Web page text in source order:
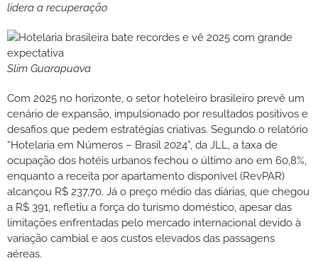
lidera a recuperação
Slim Guarapuava
Com 2025 no horizonte, o setor hoteleiro brasileiro prevê um
cenário de expansão, impulsionado por resultados positivos e
desafios que pedem estratégias criativas. Segundo o relatório
“Hotelaria em Números – Brasil 2024”, da JLL, a taxa de
ocupação dos hotéis urbanos fechou o último ano em 60,8%,
enquanto a receita por apartamento disponível (RevPAR)
alcançou R$ 237,70. Já o preço médio das diárias, que chegou
a R$ 391, refletiu a força do turismo doméstico, apesar das
limitações enfrentadas pelo mercado internacional devido à
variação cambial e aos custos elevados das passagens
aéreas.